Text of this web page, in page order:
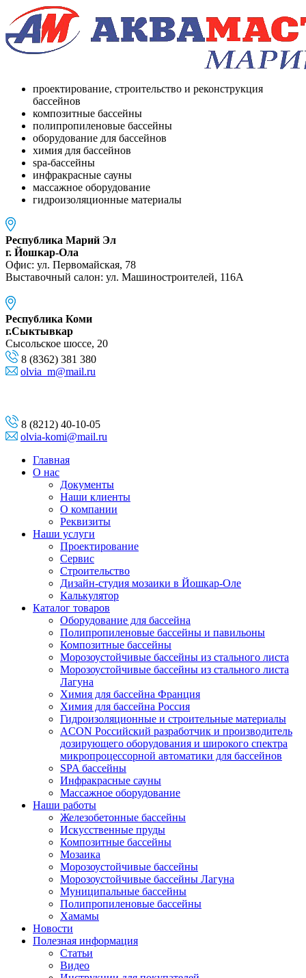
проектирование, строительство и реконструкция
бассейнов
композитные бассейны
полипропиленовые бассейны
оборудование для бассейнов
химия для бассейнов
spa-бассейны
инфракрасные сауны
массажное оборудование
гидроизоляционные материалы
Республика Марий Эл
г. Йошкар-Ола
Офис: ул. Первомайская, 78
Выставочный салон: ул. Машиностроителей, 116A
Республика Коми
г.Сыктывкар
Сысольское шоссе, 20
8 (8362) 381 380
olvia_m@mail.ru
8 (8212) 40-10-05
olvia-komi@mail.ru
Главная
О нас
Документы
Наши клиенты
О компании
Реквизиты
Наши услуги
Проектирование
Сервис
Строительство
Дизайн-студия мозаики в Йошкар-Оле
Калькулятор
Каталог товаров
Оборудование для бассейна
Полипропиленовые бассейны и павильоны
Композитные бассейны
Морозоустойчивые бассейны из стального листа
Морозоустойчивые бассейны из стального листа
Лагуна
Химия для бассейна Франция
Химия для бассейна Россия
Гидроизоляционные и строительные материалы
ACON Российский разработчик и производитель
дозирующего оборудования и широкого спектра
микропроцессорной автоматики для бассейнов
SPA бассейны
Инфракрасные сауны
Массажное оборудование
Наши работы
Железобетонные бассейны
Искусственные пруды
Композитные бассейны
Мозаика
Морозоустойчивые бассейны
Морозоустойчивые бассейны Лагуна
Муниципальные бассейны
Полипропиленовые бассейны
Хамамы
Новости
Полезная информация
Статьи
Видео